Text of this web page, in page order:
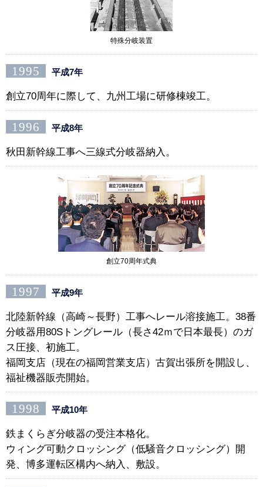
特殊分岐装置
1995 平成7年
創立70周年に際して、九州工場に研修棟竣工。
1996 平成8年
秋田新幹線工事へ三線式分岐器納入。
創立70周年式典
1997 平成9年
北陸新幹線（高崎～長野）工事へレール溶接施工。38番
分岐器用80Sトングレール（長さ42ｍで日本最長）のガ
ス圧接、初施工。
福岡支店（現在の福岡営業支店）古賀出張所を開設し、
福祉機器販売開始。
1998 平成10年
鉄まくらぎ分岐器の受注本格化。
ウィング可動クロッシング（低騒音クロッシング）開
発、博多運転区構内へ納入、敷設。